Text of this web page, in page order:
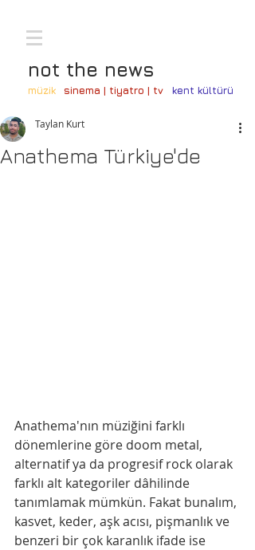
not the news
müzik sinema | tiyatro | tv kent kültürü
Anathema Türkiye'de
Taylan Kurt
Anathema'nın müziğini farklı
dönemlerine göre doom metal,
alternatif ya da progresif rock olarak
farklı alt kategoriler dâhilinde
tanımlamak mümkün. Fakat bunalım,
kasvet, keder, aşk acısı, pişmanlık ve
benzeri bir çok karanlık ifade ise